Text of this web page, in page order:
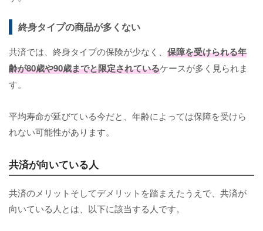
終身タイプの商品が多くない
共済では、終身タイプの保険が少なく、 保障を受けられる年
齢が80歳や90歳までと限定されているケースが多く見られま
す。
平均寿命が延びている今だと、年齢によっては保障を受けら
れない可能性があります。
共済が向いている人
共済のメリットそしてデメリットを踏まえたうえで、共済が
向いている人とは、以下に該当する人です。